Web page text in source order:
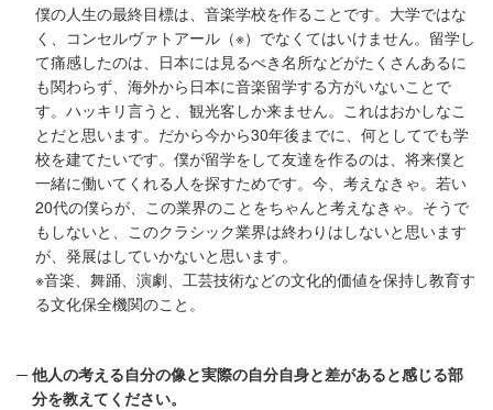
僕の人生の最終目標は、音楽学校を作ることです。大学ではな
く、コンセルヴァトアール（※）でなくてはいけません。留学し
て痛感したのは、日本には見るべき名所などがたくさんあるに
も関わらず、海外から日本に音楽留学する方がいないことで
す。ハッキリ言うと、観光客しか来ません。これはおかしなこ
とだと思います。だから今から30年後までに、何としてでも学
校を建てたいです。僕が留学をして友達を作るのは、将来僕と
一緒に働いてくれる人を探すためです。今、考えなきゃ。若い
20代の僕らが、この業界のことをちゃんと考えなきゃ。そうで
もしないと、このクラシック業界は終わりはしないと思います
が、発展はしていかないと思います。
※音楽、舞踊、演劇、工芸技術などの文化的価値を保持し教育す
る文化保全機関のこと。
他人の考える自分の像と実際の自分自身と差があると感じる部
分を教えてください。